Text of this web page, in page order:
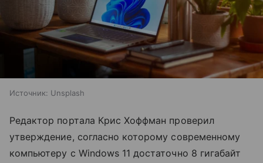
Источник: Unsplash
Редактор портала Крис Хоффман проверил
утверждение, согласно которому современному
компьютеру с Windows 11 достаточно 8 гигабайт